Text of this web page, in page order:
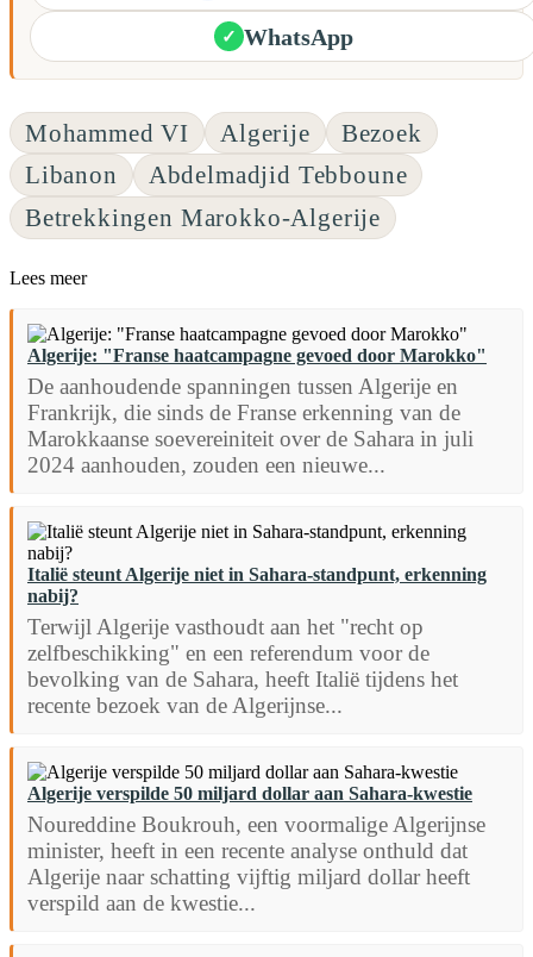
✓ WhatsApp
Mohammed VI Algerije
Bezoek
Libanon
Abdelmadjid Tebboune
Betrekkingen Marokko-Algerije
Lees meer
Algerije: "Franse haatcampagne gevoed door Marokko"
De aanhoudende spanningen tussen Algerije en
Frankrijk, die sinds de Franse erkenning van de
Marokkaanse soevereiniteit over de Sahara in juli
2024 aanhouden, zouden een nieuwe...
Italië steunt Algerije niet in Sahara-standpunt, erkenning
nabij?
Terwijl Algerije vasthoudt aan het "recht op
zelfbeschikking" en een referendum voor de
bevolking van de Sahara, heeft Italië tijdens het
recente bezoek van de Algerijnse...
Algerije verspilde 50 miljard dollar aan Sahara-kwestie
Noureddine Boukrouh, een voormalige Algerijnse
minister, heeft in een recente analyse onthuld dat
Algerije naar schatting vijftig miljard dollar heeft
verspild aan de kwestie...